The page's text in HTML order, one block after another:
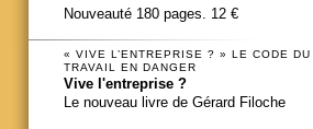
Nouveauté 180 pages. 12 €
« VIVE L’ENTREPRISE ? » LE CODE DU
TRAVAIL EN DANGER
Vive l'entreprise ?
Le nouveau livre de Gérard Filoche